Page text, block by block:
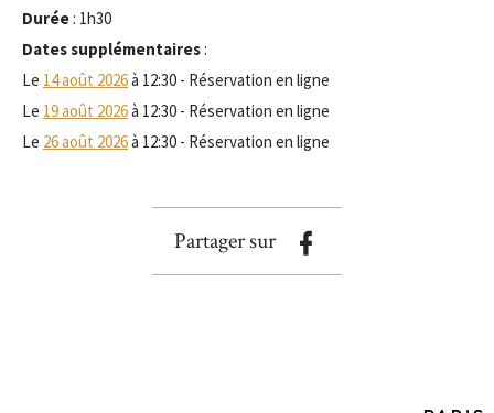
Durée : 1h30
Dates supplémentaires :
Le 14 août 2026à 12:30 - Réservation en ligne
Le 19 août 2026à 12:30 - Réservation en ligne
Le 26 août 2026à 12:30 - Réservation en ligne
Partager sur